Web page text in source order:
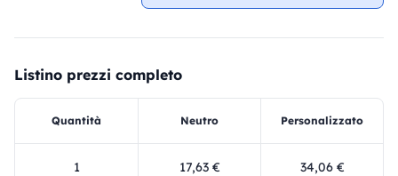
Listino prezzi completo
Quantità Neutro Personalizzato
1 17,63 € 34,06 €